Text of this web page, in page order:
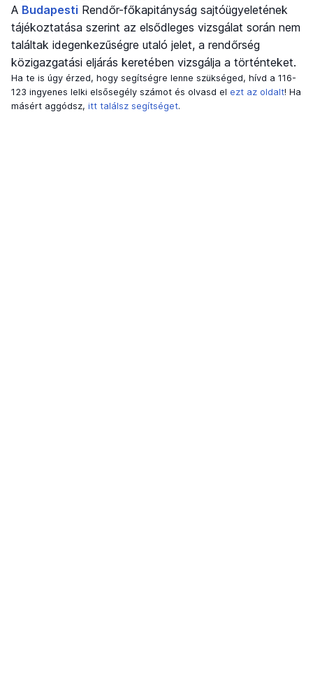
A Budapesti Rendőr-főkapitányság sajtóügyeletének
tájékoztatása szerint az elsődleges vizsgálat során nem
találtak idegenkezűségre utaló jelet, a rendőrség
közigazgatási eljárás keretében vizsgálja a történteket.
Ha te is úgy érzed, hogy segítségre lenne szükséged, hívd a 116-
123 ingyenes lelki elsősegély számot és olvasd el ezt az oldalt! Ha
másért aggódsz, itt találsz segítséget.